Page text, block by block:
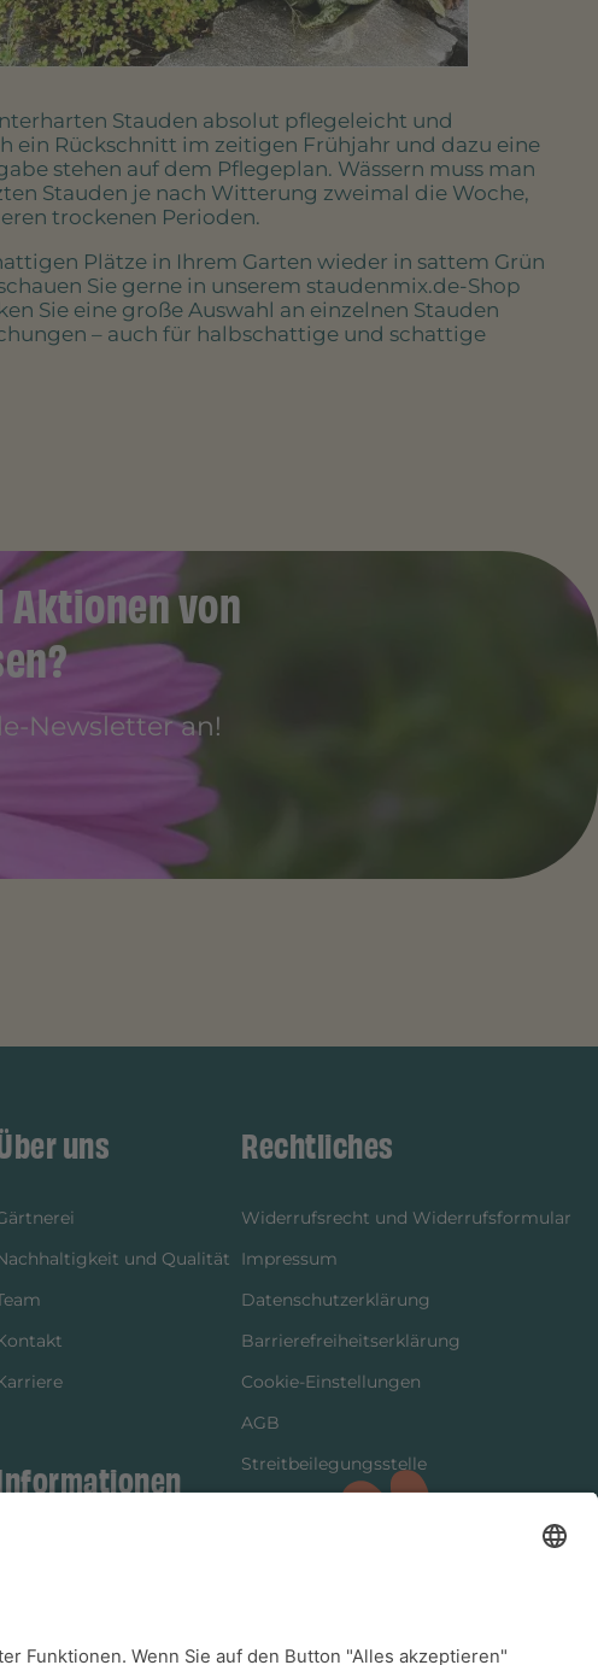
Stauden absolut pflegeleicht und
ein Rückschnitt im zeitigen Frühjahr und dazu eine
stehen auf dem Pflegeplan. Wässern muss man
Stauden je nach Witterung zweimal die Woche,
trockenen Perioden.
Plätze in Ihrem Garten wieder in sattem Grün
Sie gerne in unserem staudenmix.de-Shop
Sie eine große Auswahl an einzelnen Stauden
– auch für halbschattige und schattige
Aktionen von
Newsletter an!
uns
und Qualität
Rechtliches
Widerrufsrecht und Widerrufsformular
Impressum
Datenschutzerklärung
Barrierefreiheitserklärung
Cookie-Einstellungen
AGB
Streitbeilegungsstelle